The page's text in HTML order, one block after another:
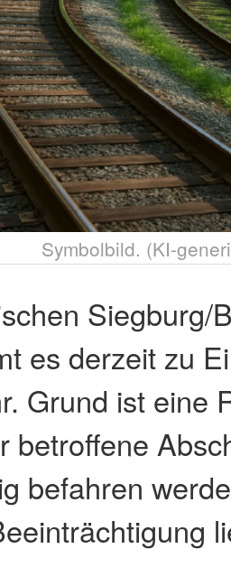
Symbolbild. (KI-
Siegburg/
es derzeit zu
Grund ist eine
betroffene
befahren